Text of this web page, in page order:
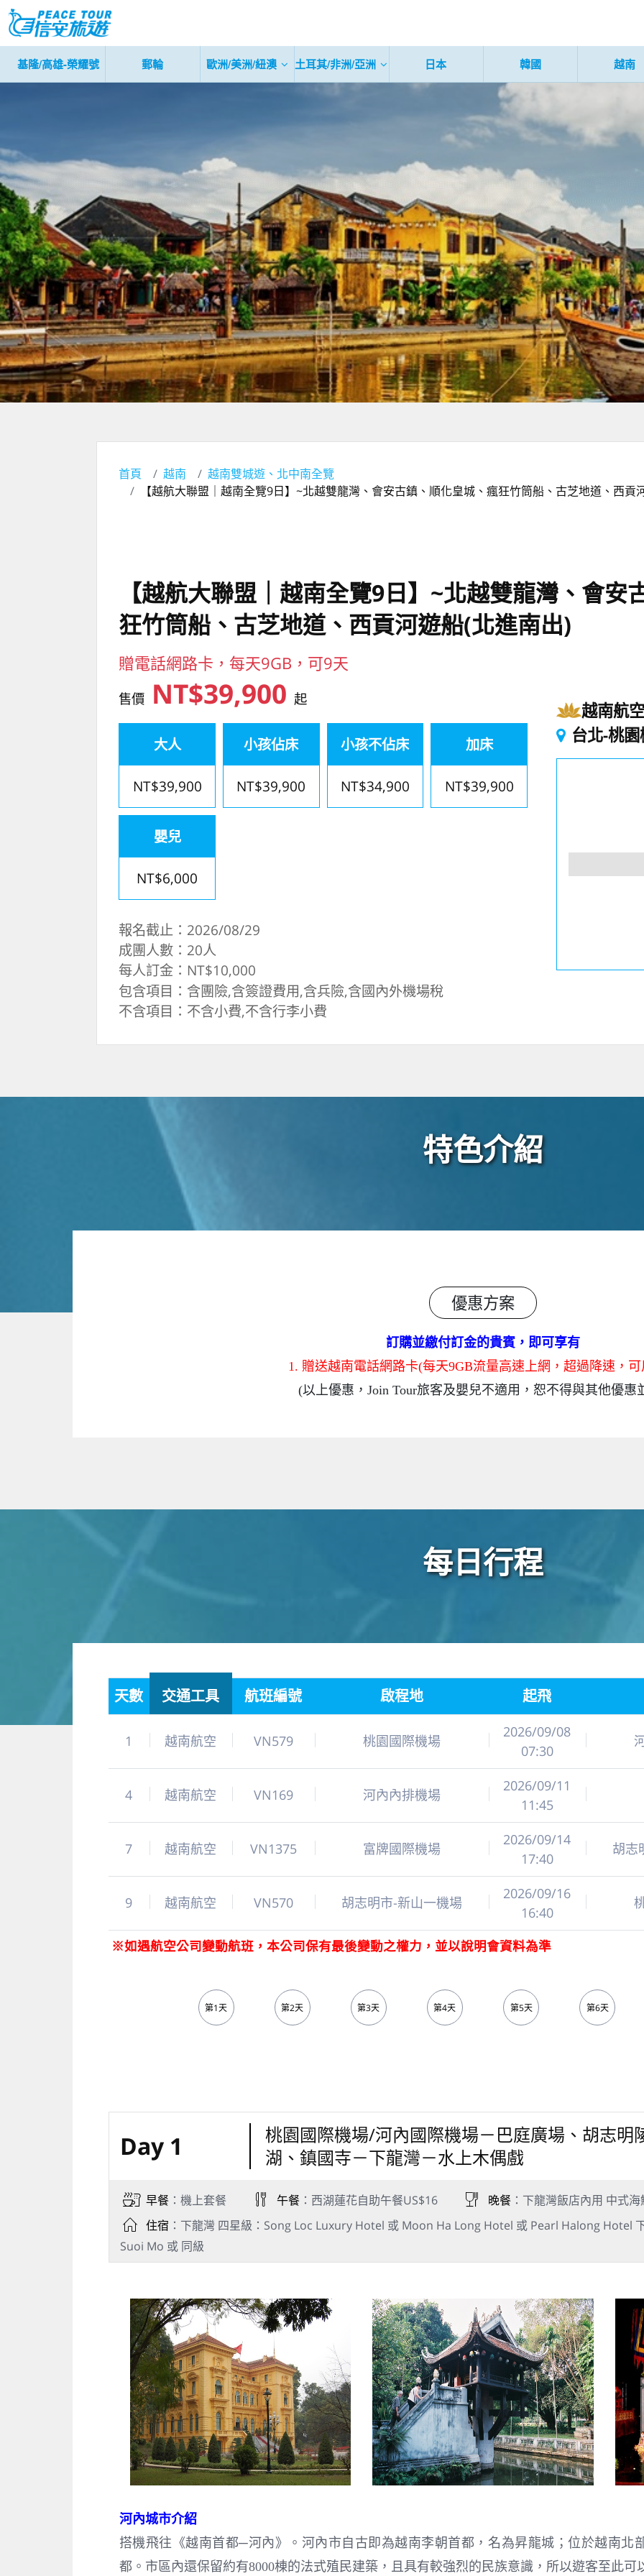
基隆/高雄-榮耀號 郵輪 歐洲/美洲/紐澳 土耳其/非洲/亞洲 日本 韓國 越南
首頁 越南
越南雙城遊、北中南全覽
【越航大聯盟｜越南全覽9日】~北越雙龍灣、會安古鎮、順化皇城、瘋狂竹筒船、古芝地道、西貢
【越航大聯盟｜越南全覽9日】~北越雙龍灣、會安
狂竹筒船、古芝地道、西貢河遊船(北進南出)
贈電話網路卡，每天9GB，可9天
售價 NT$39,900起
大人
NT$39,900
小孩佔床
NT$39,900
小孩不佔床
NT$34,900
加床
NT$39,900
嬰兒
NT$6,000
報名截止：2026/08/29
成團人數：20人
每人訂金：NT$10,000
包含項目：含團險,含簽證費用,含兵險,含國內外機場稅
不含項目：不含小費,不含行李小費
越南航空
台北-桃
特色介紹
優惠方案
訂購並繳付訂金的貴賓，即可享有
1. 贈送越南電話網路卡(每天9GB流量高速上網，超過降速，可
(以上優惠，Join Tour旅客及嬰兒不適用，恕不得與其他優惠
每日行程
天數 交通工具 航班編號 啟程地 起飛
1 越南航空 VN579 桃園國際機場
2026/09/08
07:30
4 越南航空 VN169 河內內排機場
2026/09/11
11:45
7 越南航空 VN1375 富牌國際機場
2026/09/14
17:40
胡志
9 越南航空 VN570 胡志明市-新山一機場
2026/09/16
16:40
※如遇航空公司變動航班，本公司保有最後變動之權力，並以說明會資料為準
第1天 第2天 第3天 第4天 第5天 第6天
Day 1
桃園國際機場/河內國際機場－巴庭廣場、胡志明
湖、鎮國寺－下龍灣－水上木偶戲
早餐：機上套餐 午餐：西湖蓮花自助午餐US$16 晚餐：下龍灣飯店內用 中式
住宿 ：下龍灣 四星級：Song Loc Luxury Hotel 或 Moon Ha Long Hotel 或 Pearl Halong Hotel
Suoi Mo 或 同級
河內城市介紹
搭機飛往《越南首都─河內》。河內市自古即為越南李朝首都，名為昇龍城；位於越南北
都。市區內還保留約有8000棟的法式殖民建築，且具有較強烈的民族意識，所以遊客至此